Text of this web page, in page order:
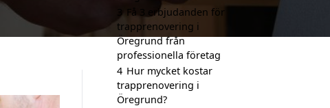
Få 3 erbjudanden för
trapprenovering i
Öregrund från
professionella företag
4 Hur mycket kostar
trapprenovering i
Öregrund?